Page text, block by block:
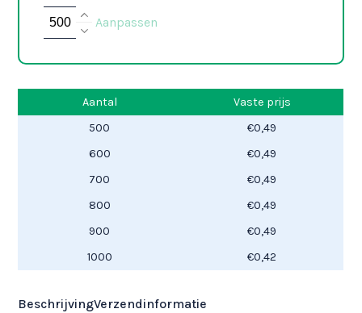
Hettich
ArciTech
+
kapjes
quantity
Aanpassen
Aantal
Vaste prijs
500
€0,49
600
€0,49
700
€0,49
800
€0,49
900
€0,49
1000
€0,42
BeschrijvingVerzendinformatie